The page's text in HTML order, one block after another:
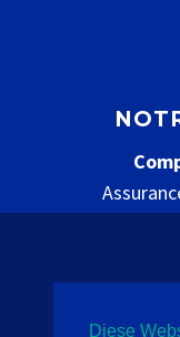
Diese